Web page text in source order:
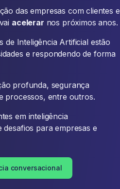
das empresas com clientes e
acelerar nos próximos anos.
de Inteligência Artificial estão
e respondendo de forma
profunda, segurança
processos, entre outros.
em inteligência
para empresas e
conversacional